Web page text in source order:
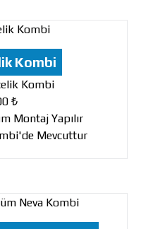
Kombi
Kombi
₺
Montaj Yapılır
Mevcuttur